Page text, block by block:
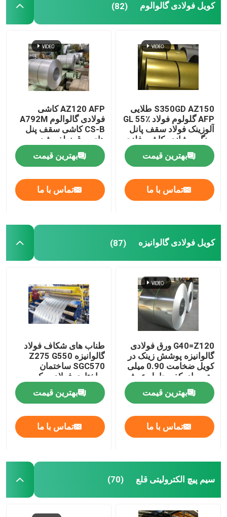
سقف و پوشش فلزی
ورق فولادی راه راه
قطعات فولادی
کاشی سقف پوشش داده شده با سنگ
کویل فولادی گالوالوم (82)
S350GD AZ150 طلایی
AFP گلولوم فولاد GL 55٪
آلوزینک فولاد سقف پانل
سنگ پوشانده کاشی فلزی
ASTM A792M S350GD
بهترین قیمت
تماس با ما
AZ120 AFP کاشی
فولادی گالوالوم A792M
CS-B کاشی سقف پنل
های ورق نطفه شده
فولادی آلوزینک
بهترین قیمت
تماس با ما
کویل فولادی گالوانیزه (87)
G40=Z120 ورق فولادی
گالوانیزه پوشش زینک در
کویل ضخامت 0.90 میلی
متر برای کف حامل عرشه
ساختمان
بهترین قیمت
تماس با ما
طناب های شکاف فولاد
گالوانیزه Z275 G550
SGC570 ساختمان
ساختاری فولاد سبک
بهترین قیمت
تماس با ما
سیم پیچ الکترولیتی قلع (70)